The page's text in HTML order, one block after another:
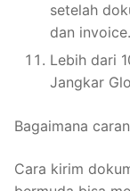
setelah
dan invoice.
Lebih dari
Jangkar
Bagaimana
Cara kirim